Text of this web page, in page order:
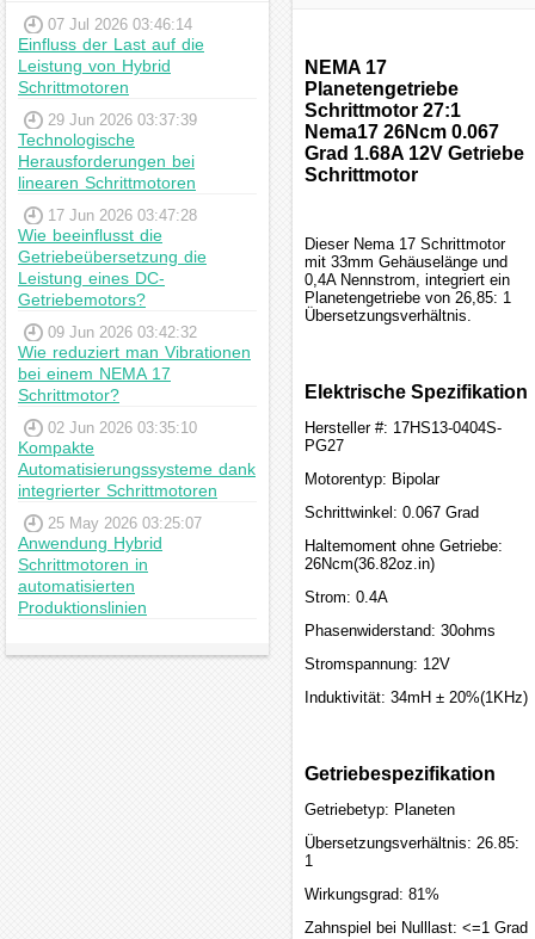
07 Jul 2026 03:46:14
Einfluss der Last auf die
Leistung von Hybrid
Schrittmotoren
29 Jun 2026 03:37:39
Technologische
Herausforderungen bei
linearen Schrittmotoren
17 Jun 2026 03:47:28
Wie beeinflusst die
Getriebeübersetzung die
Leistung eines DC-
Getriebemotors?
09 Jun 2026 03:42:32
Wie reduziert man Vibrationen
bei einem NEMA 17
Schrittmotor?
02 Jun 2026 03:35:10
Kompakte
Automatisierungssysteme dank
integrierter Schrittmotoren
25 May 2026 03:25:07
Anwendung Hybrid
Schrittmotoren in
automatisierten
Produktionslinien
NEMA 17
Planetengetriebe
Schrittmotor 27:1
Nema17 26Ncm 0.067
Grad 1.68A 12V Getriebe
Schrittmotor
Dieser Nema 17 Schrittmotor
mit 33mm Gehäuselänge und
0,4A Nennstrom, integriert ein
Planetengetriebe von 26,85: 1
Übersetzungsverhältnis.
Elektrische Spezifikation
Hersteller #: 17HS13-0404S-
PG27
Motorentyp: Bipolar
Schrittwinkel: 0.067 Grad
Haltemoment ohne Getriebe:
26Ncm(36.82oz.in)
Strom: 0.4A
Phasenwiderstand: 30ohms
Stromspannung: 12V
Induktivität: 34mH ± 20%(1KHz)
Getriebespezifikation
Getriebetyp: Planeten
Übersetzungsverhältnis: 26.85:
1
Wirkungsgrad: 81%
Zahnspiel bei Nulllast: <=1 Grad